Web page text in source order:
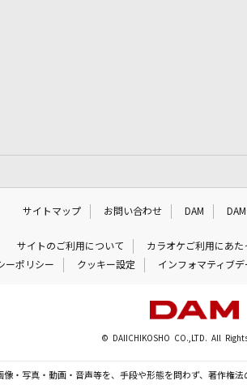
サイトマップ お問い合わせ DAM
サイトのご利用について カラオケご利用にあた
ーポリシー クッキー設定 インフォマティブ
© DAIICHIKOSHO CO.,LTD. All
像・写真・動画・音声等を、手段や形態を問わず、著作権